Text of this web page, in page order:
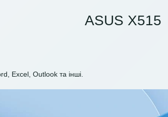
ASUS X515
Excel, Outlook та інші.